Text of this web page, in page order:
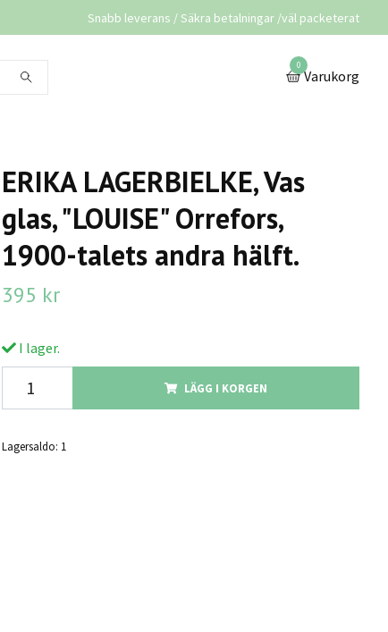
Snabb leverans / Säkra betalningar /väl packeterat
0
Varukorg
ERIKA LAGERBIELKE, Vas
glas, "LOUISE" Orrefors,
1900-talets andra hälft.
395 kr
I lager.
LÄGG I KORGEN
Lagersaldo: 1